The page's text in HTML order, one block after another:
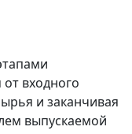
входного
и заканчивая
выпускаемой